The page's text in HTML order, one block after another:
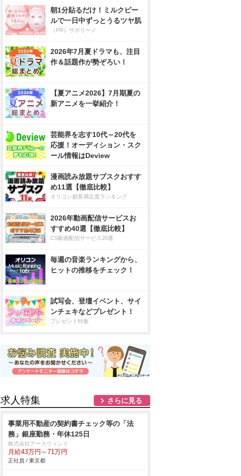
朝1分貼るだけ！ミルクピー
ルで一日中ずっとうるツヤ肌
（PR）サボリーノ
2026年7月夏ドラマも、注目
作＆話題作が勢ぞろい！
【夏アニメ2026】7月期夏の
新アニメを一挙紹介！
芸能界を志す10代～20代を
応援！オーディション・スク
ール情報はDeview
漫画読み放題サブスクおすす
め11選【徹底比較】
オリコン顧客満足度ランキング
2026年動画配信サービスお
すすめ40選【徹底比較】
CS動画配信サービス20選
毎週の音楽ランキングから、
ヒットの推移をチェック！
試写会、登壇イベント、サイ
ンチェキなどプレゼント！
プレゼント特集
求人特集 さらに見る
事業用不動産の契約書チェック等の「法
務」銀座勤務・年休125日
株式会社アースウィンド
月給43万円～71万円
正社員 / 東京都